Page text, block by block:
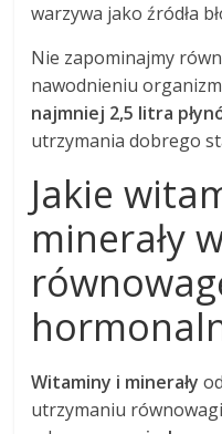
warzywa jako źródła
Nie zapominajmy
nawodnieniu
najmniej 2,5 litra
utrzymania dobrego
Jakie
minerały
Witaminy i minerały
utrzymaniu